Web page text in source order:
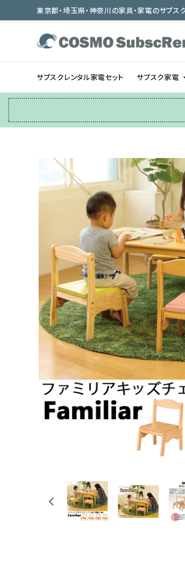
東京都・埼玉県・神奈川の家具・家電のサブ
サブスクレンタル家電セット サブスク家電
冷蔵庫
テーブル/デスク